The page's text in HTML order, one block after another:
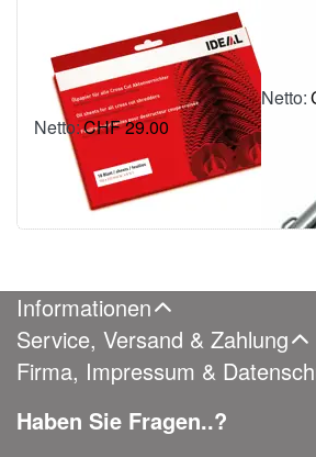
IDEAL Ölpapier
für
Aktenvernichter
CHF 29.00
inkl. MWSt.: CHF 31.35
inkl.
Informationen
Service, Versand & Zahlung
Firma, Impressum &
Haben Sie Fragen..?